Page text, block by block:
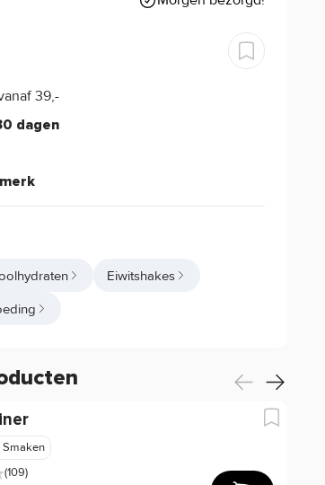
39,-
dagen
Eiwitshakes
Smaken
(109)